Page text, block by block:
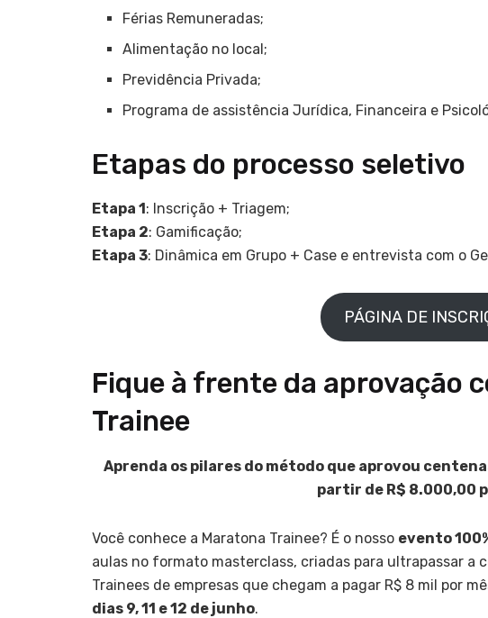
Férias Remuneradas;
Alimentação no local;
Previdência Privada;
Programa de assistência Jurídica, Financeira e
Etapas do processo seletivo
Etapa 1 : Inscrição + Triagem;
Etapa 2: Gamificação;
Etapa 3: Dinâmica em Grupo + Case e entrevista com o
PÁGINA DE
Fique à frente da aprovação
Trainee
Aprenda os pilares do método que aprovou
partir de R$ 8.000,00
Você conhece a Maratona Trainee? É o nosso evento
aulas no formato masterclass, criadas para ultrapassar a
Trainees de empresas que chegam a pagar R$ 8 mil por
dias 9, 11 e 12 de junho.